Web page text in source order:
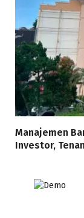
Manajemen
Investor,